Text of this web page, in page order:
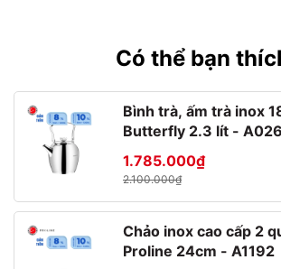
kiệm năng lượng, nắp thủy tinh chịu nhiệt
trong khi nấu. Bề mặt chống dính giúp thao
để lại dấu vết khi sử dụng.
Đơn vị cung cấp nồi chống dính Pyrex
Hiện nay, SapaKitchencung cấp nồi chảo
thương hiệu nổi tiếng được nhập khẩu từ
Pháp, Đức). Tùy theo nhu cầu sử dụng mà
dòng sản phẩm phù hợp nhất cho nhà mình
Để mua sản phẩm là nồi chống dính vừa chất
Có thể bạn
Bình trà, ấm trà inox
Butterfly 2.3 lít - A026
1.785.000₫
2.100.000₫
Chảo inox cao cấp 2
Proline 24cm - A1192